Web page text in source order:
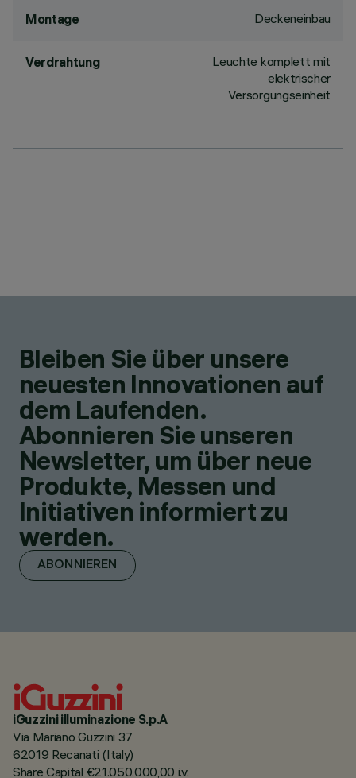
Montage Deckeneinbau
Verdrahtung
Leuchte komplett mit
elektrischer
Versorgungseinheit
Bleiben Sie über unsere
neuesten Innovationen auf
dem Laufenden.
Abonnieren Sie unseren
Newsletter, um über neue
Produkte, Messen und
Initiativen informiert zu
werden.
ABONNIEREN
iGuzzini illuminazione S.p.A
Via Mariano Guzzini 37
62019 Recanati (Italy)
Share Capital €21.050.000,00 i.v.